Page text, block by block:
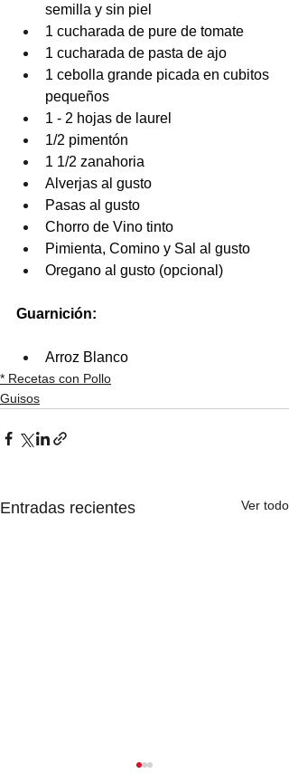
semilla y sin piel
1 cucharada de pure de tomate
1 cucharada de pasta de ajo
1 cebolla grande picada en cubitos
pequeños
1 - 2 hojas de laurel
1/2 pimentón
1 1/2 zanahoria
Alverjas al gusto
Pasas al gusto
Chorro de Vino tinto
Pimienta, Comino y Sal al gusto
Oregano al gusto (opcional)
Guarnición:
Arroz Blanco
* Recetas con Pollo
Guisos
Entradas recientes Ver todo